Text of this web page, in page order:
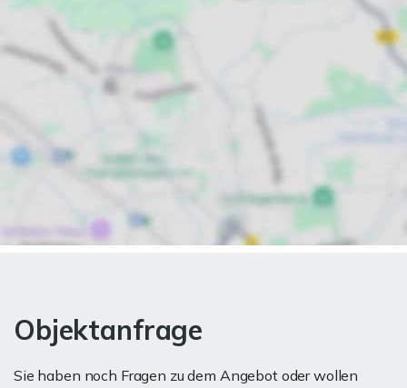
Objektanfrage
Sie haben noch Fragen zu dem Angebot oder wollen